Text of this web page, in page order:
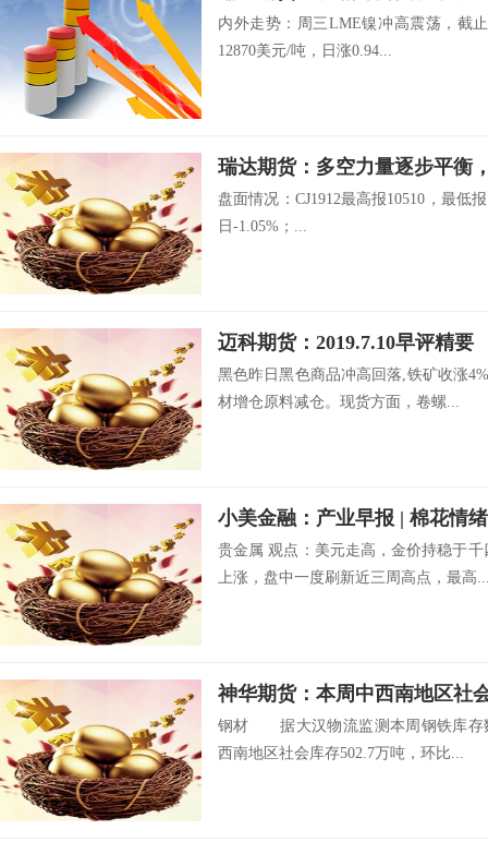
内外走势：周三LME镍冲高震荡，截
12870美元/吨，日涨0.94...
瑞达期货：多空力量逐步平衡
盘面情况：CJ1912最高报10510，最低
日-1.05%；...
迈科期货：2019.7.10早评精要
黑色昨日黑色商品冲高回落,铁矿收涨
材增仓原料减仓。现货方面，卷螺...
贵金属 观点：美元走高，金价持稳于
上涨，盘中一度刷新近三周高点，最高
神华期货：本周中西南地区社
钢材 据大汉物流监测本周钢铁库存
西南地区社会库存502.7万吨，环比...